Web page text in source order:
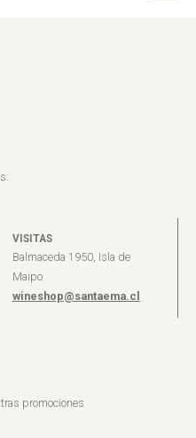
VISITAS
Balmaceda 1950, Isla de
Maipo
wineshop@santaema.cl
promociones